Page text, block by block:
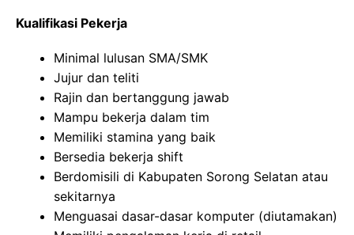
Kualifikasi Pekerja
Minimal lulusan SMA/SMK
Jujur dan teliti
Rajin dan bertanggung jawab
Mampu bekerja dalam tim
Memiliki stamina yang baik
Bersedia bekerja shift
Berdomisili di Kabupaten Sorong Selatan atau
sekitarnya
Menguasai dasar-dasar komputer (diutamakan)